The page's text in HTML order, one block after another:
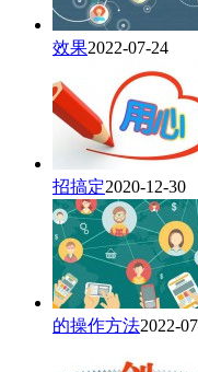
效果2022-07-24
招搞定2020-12-30
的操作方法2022-